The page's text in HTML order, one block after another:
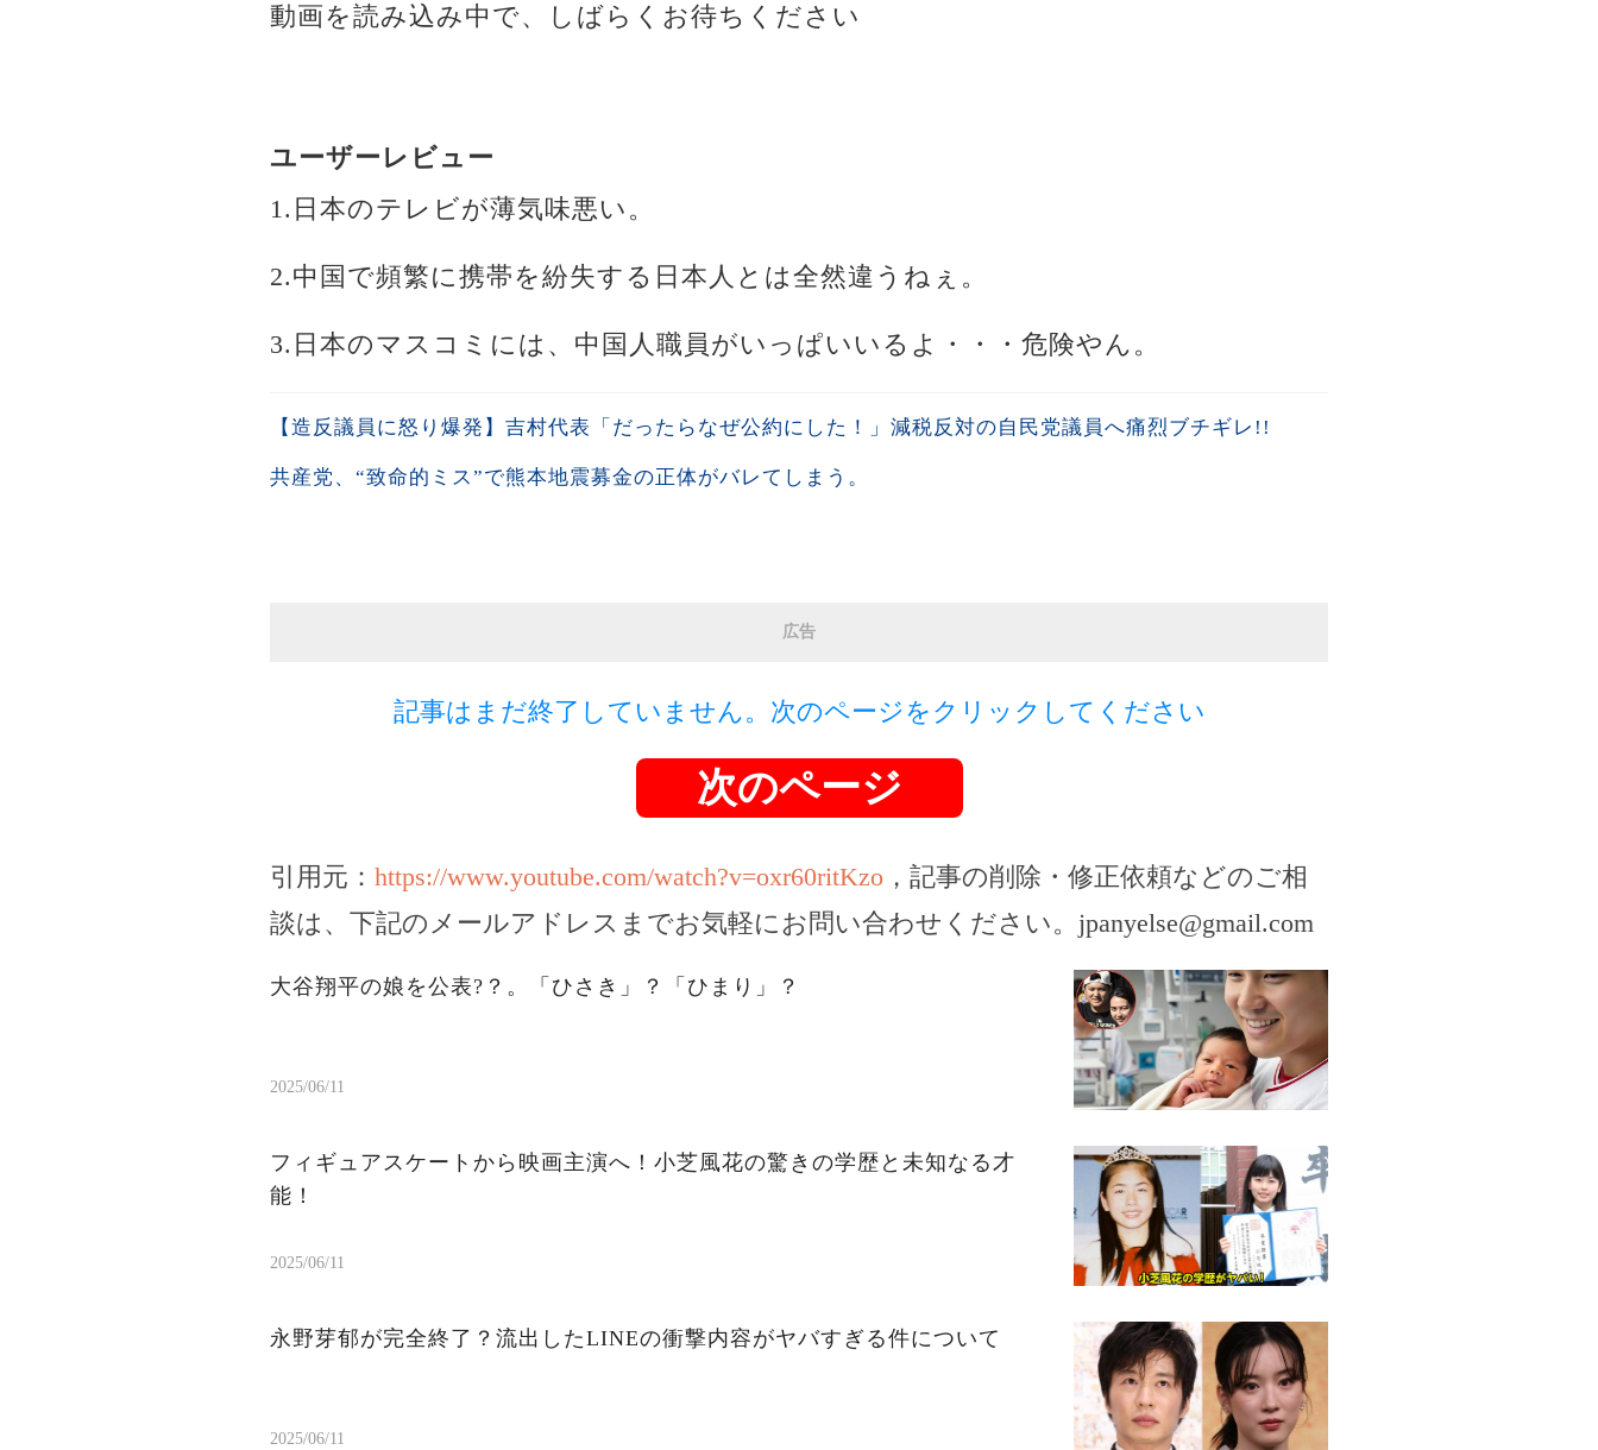
動画を読み込み中で、しばらくお待ちください
ユーザーレビュー
1.日本のテレビが薄気味悪い。
2.中国で頻繁に携帯を紛失する日本人とは全然違うねぇ。
3.日本のマスコミには、中国人職員がいっぱいいるよ・・・危険やん。
【造反議員に怒り爆発】吉村代表「だったらなぜ公約にした！」減税反対の自民党議員へ痛烈ブチギレ!!
共産党、“致命的ミス”で熊本地震募金の正体がバレてしまう。
広告
記事はまだ終了していません。次のページをクリックしてください
次のページ
引用元： https://www.youtube.com/watch?v=oxr60ritKzo ，記事の削除・修正依頼などのご相
談は、下記のメールアドレスまでお気軽にお問い合わせください。 jpanyelse@gmail.com
大谷翔平の娘を公表?？。「ひさき」？「ひまり」？
2025/06/11
フィギュアスケートから映画主演へ！小芝風花の驚きの学歴と未知なる才
能！
2025/06/11
永野芽郁が完全終了？流出したLINEの衝撃内容がヤバすぎる件について
2025/06/11